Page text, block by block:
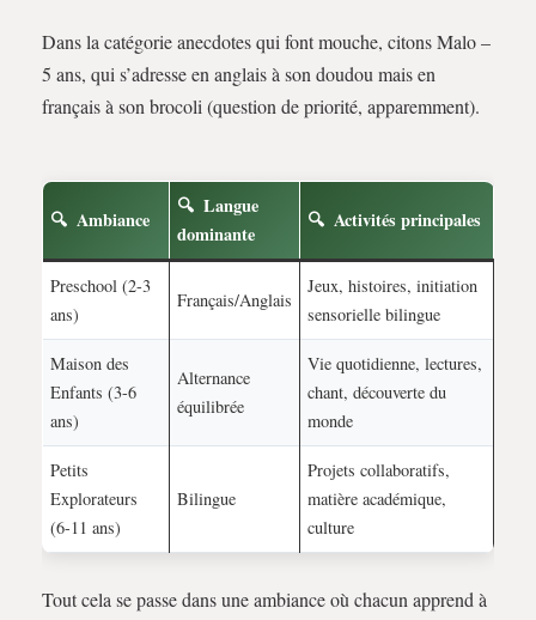
Dans la catégorie anecdotes qui font mouche, citons Malo –
5 ans, qui s’adresse en anglais à son doudou mais en
français à son brocoli (question de priorité, apparemment).
Ambiance
Langue
dominante
Activités principales
Preschool (2-3
ans)
Français/Anglais
Jeux, histoires, initiation
sensorielle bilingue
Maison des
Enfants (3-6
ans)
Alternance
équilibrée
Vie quotidienne, lectures,
chant, découverte du
monde
Petits
Explorateurs
(6-11 ans)
Bilingue
Projets collaboratifs,
matière académique,
culture
Tout cela se passe dans une ambiance où chacun apprend à